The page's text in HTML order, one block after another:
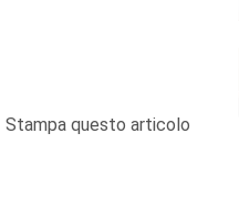
Stampa questo articolo